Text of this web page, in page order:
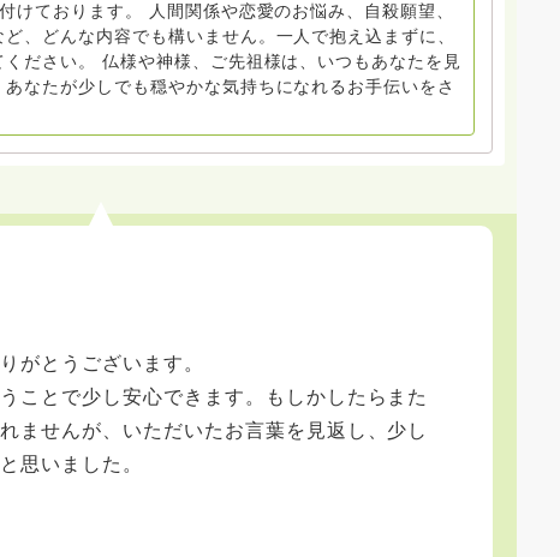
けております。 人間関係や恋愛のお悩み、自殺願望、
、どんな内容でも構いません。一人で抱え込まずに、
ださい。 仏様や神様、ご先祖様は、いつもあなたを見
なたが少しでも穏やかな気持ちになれるお手伝いをさ
がとうございます。
ことで少し安心できます。もしかしたらまた
ませんが、いただいたお言葉を見返し、少し
思いました。